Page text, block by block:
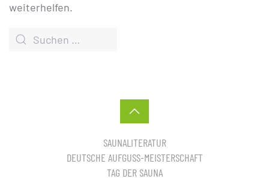
weiterhelfen.
SAUNALITERATUR
DEUTSCHE AUFGUSS-MEISTERSCHAFT
TAG DER SAUNA